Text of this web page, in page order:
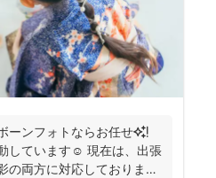
ンフォトならお任せ✨❗️
しています☺️ 現在は、出張
の両方に対応しておりま